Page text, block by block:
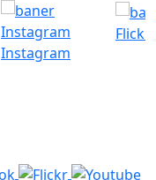
Instagram
Flickr